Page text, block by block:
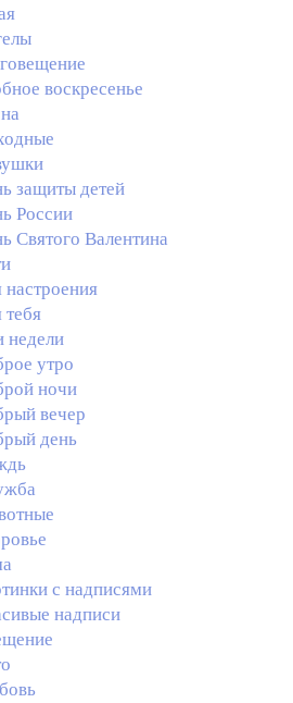
воскресенье
защиты детей
России
Святого Валентина
настроения
тебя
недели
утро
ночи
вечер
день
с надписями
надписи